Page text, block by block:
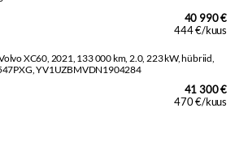
40 990 €
444 €/kuus
41 300 €
470 €/kuus